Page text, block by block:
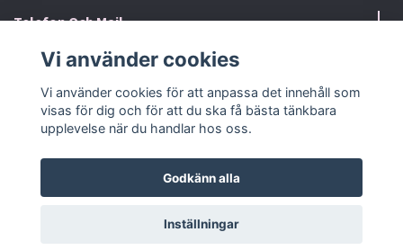
Telefon Och Mail
Kontaktformulär
Sociala medier
© 2026 RosaHuset ButikenPowered by Quickbutik
Vi använder cookies
Vi använder cookies för att anpassa det innehåll som
visas för dig och för att du ska få bästa tänkbara
upplevelse när du handlar hos oss.
Godkänn alla
Inställningar